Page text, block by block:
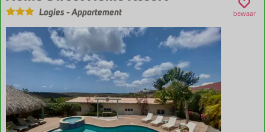
Logies-Appartement bewaar